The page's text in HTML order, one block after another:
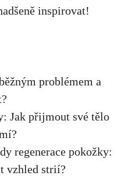
inspirovat!
problémem a
Jak ⁢přijmout své tělo
⁣regenerace pokožky:
vzhled strií?